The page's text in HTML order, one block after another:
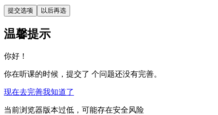
温馨提示
你好！
你在听课的时候，提交了 个问题还没有完善。
现在去完善我知道了
当前浏览器版本过低，可能存在安全风险